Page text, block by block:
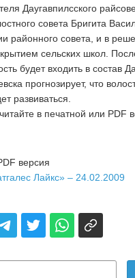
Даугавпилсского
совета Бригита
районного совета, и в
сельских школ.
будет входить в состав
прогнозирует, что
развиваться.
в печатной или PDF
версия
Лайкс» – 24.02.2009